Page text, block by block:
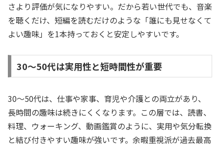
さより評価が気になりやすい。だから若い世代でも、音楽
を聴くだけ、短編を読むだけのような「誰にも見せなくて
よい趣味」を1本持っておくと安定しやすいです。
30〜50代は実用性と短時間性が重要
30〜50代は、仕事や家事、育児や介護との両立があり、
長時間の趣味は続きにくくなります。この層では、読書、
料理、ウォーキング、動画鑑賞のように、実用や気分転換
と結び付きやすい趣味が強いです。余暇重視派が過去最高